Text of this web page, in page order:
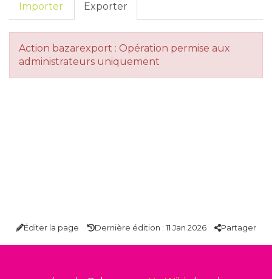
Importer Exporter
Action bazarexport : Opération permise aux
administrateurs uniquement
Éditer la page Dernière édition : 11 Jan 2026 Partager